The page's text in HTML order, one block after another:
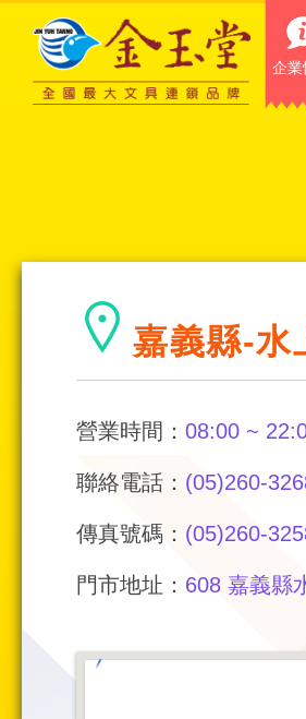
企業
嘉義縣-水
營業時間： 08:00 ~
聯絡電話： (05)260-
傳真號碼： (05)260-
門市地址： 608 嘉義縣